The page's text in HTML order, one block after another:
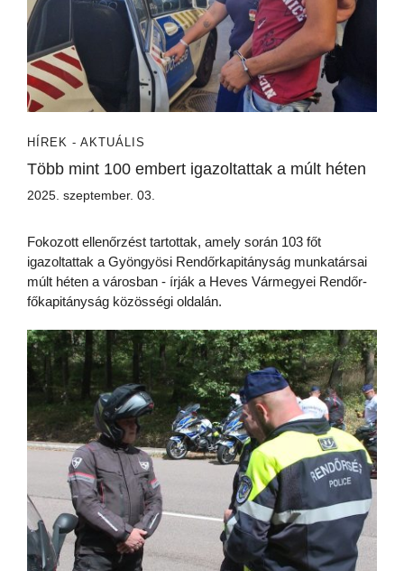
HÍREK - AKTUÁLIS
Több mint 100 embert igazoltattak a múlt héten
2025. szeptember. 03.
Fokozott ellenőrzést tartottak, amely során 103 főt
igazoltattak a Gyöngyösi Rendőrkapitányság munkatársai
múlt héten a városban - írják a Heves Vármegyei Rendőr-
főkapitányság közösségi oldalán.